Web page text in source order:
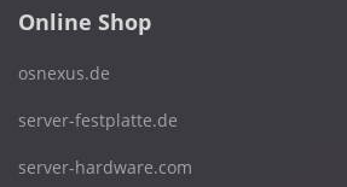
Online Shop
osnexus.de
server-festplatte.de
server-hardware.com